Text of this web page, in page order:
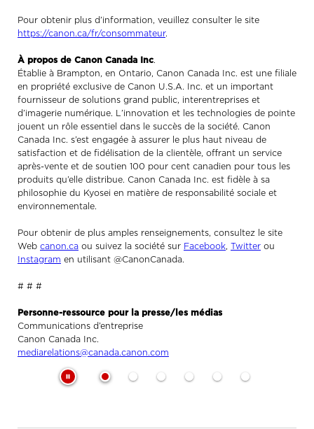
Pour obtenir plus d’information, veuillez consulter le site
https://canon.ca/fr/consommateur.
À propos de Canon Canada Inc.
Établie à Brampton, en Ontario, Canon Canada Inc. est une filiale
en propriété exclusive de Canon U.S.A. Inc. et un important
fournisseur de solutions grand public, interentreprises et
d’imagerie numérique. L’innovation et les technologies de pointe
jouent un rôle essentiel dans le succès de la société. Canon
Canada Inc. s’est engagée à assurer le plus haut niveau de
satisfaction et de fidélisation de la clientèle, offrant un service
après-vente et de soutien 100 pour cent canadien pour tous les
produits qu’elle distribue. Canon Canada Inc. est fidèle à sa
philosophie du Kyosei en matière de responsabilité sociale et
environnementale.
Pour obtenir de plus amples renseignements, consultez le site
Web canon.ca ou suivez la société sur Facebook, Twitter ou
Instagram en utilisant @CanonCanada.
# # #
Personne-ressource pour la presse/les médias
Communications d’entreprise
Canon Canada Inc.
mediarelations@canada.canon.com